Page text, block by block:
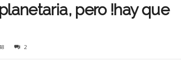
pero !hay que
2